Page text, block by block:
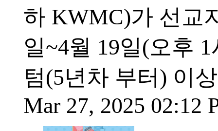
하 KWMC)가 선교
일~4월 19일(오후
텀(5년차 부터) 이
Mar 27, 2025 02:12